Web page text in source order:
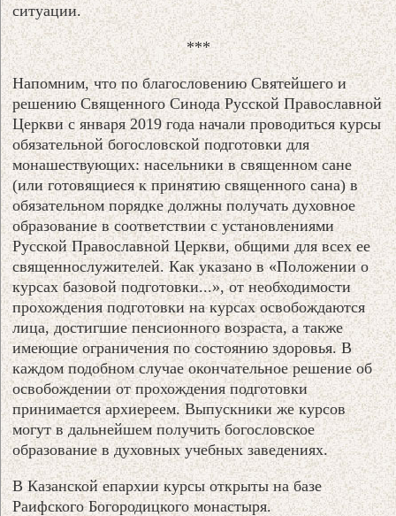
ситуации.
***
Напомним, что по благословению Святейшего и
решению Священного Синода Русской Православной
Церкви с января 2019 года начали проводиться курсы
обязательной богословской подготовки для
монашествующих: насельники в священном сане
(или готовящиеся к принятию священного сана) в
обязательном порядке должны получать духовное
образование в соответствии с установлениями
Русской Православной Церкви, общими для всех ее
священнослужителей. Как указано в «Положении о
курсах базовой подготовки...», от необходимости
прохождения подготовки на курсах освобождаются
лица, достигшие пенсионного возраста, а также
имеющие ограничения по состоянию здоровья. В
каждом подобном случае окончательное решение об
освобождении от прохождения подготовки
принимается архиереем. Выпускники же курсов
могут в дальнейшем получить богословское
образование в духовных учебных заведениях.
В Казанской епархии курсы открыты на базе
Раифского Богородицкого монастыря.